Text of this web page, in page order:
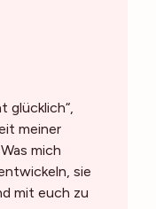
glücklich“,
meiner
mich
sie
mit euch zu